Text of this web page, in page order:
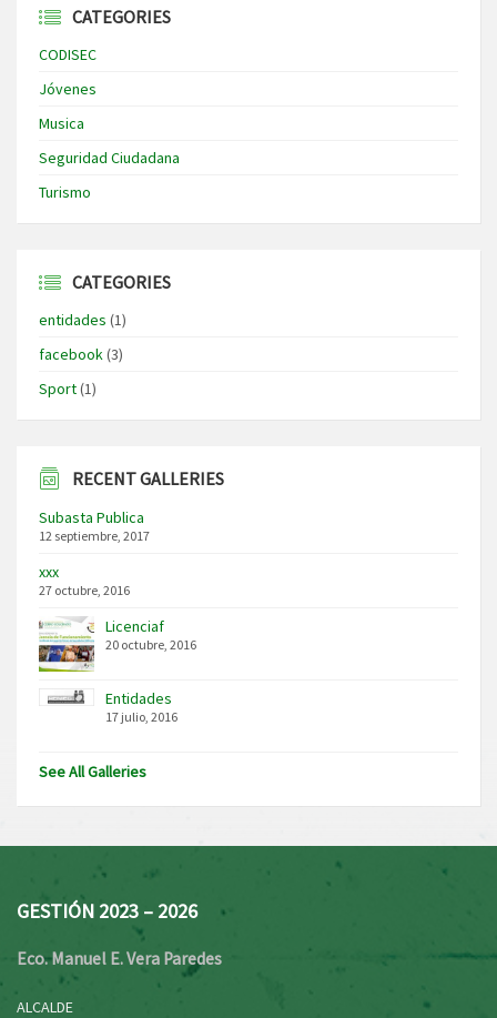
CATEGORIES
CODISEC
Jóvenes
Musica
Seguridad Ciudadana
Turismo
CATEGORIES
entidades (1)
facebook(3)
Sport(1)
RECENT GALLERIES
Subasta Publica
12 septiembre, 2017
xxx
27 octubre, 2016
Licenciaf
20 octubre, 2016
Entidades
17 julio, 2016
See All Galleries
GESTIÓN 2023 – 2026
Eco. Manuel E. Vera Paredes
ALCALDE